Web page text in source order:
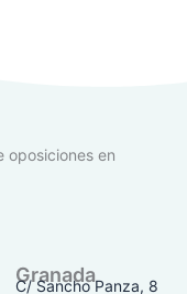
oposiciones en
Granada
C/ Sancho Panza, 8